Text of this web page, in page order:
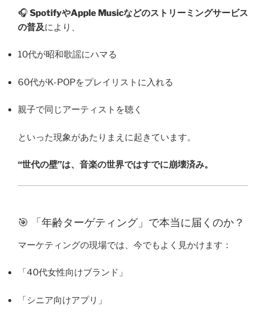
🎧 SpotifyやApple Musicなどのストリーミングサービス
の普及により、
10代が昭和歌謡にハマる
60代がK-POPをプレイリストに入れる
親子で同じアーティストを聴く
といった現象があたりまえに起きています。
“世代の壁”は、音楽の世界ではすでに崩壊済み。
🎯 「年齢ターゲティング」で本当に届くのか？
マーケティングの現場では、今でもよく見かけます：
「40代女性向けブランド」
「シニア向けアプリ」